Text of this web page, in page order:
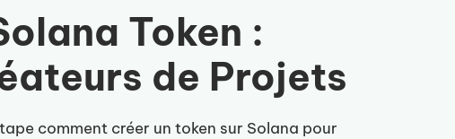
Token :
de Projets
comment créer un token sur Solana pour